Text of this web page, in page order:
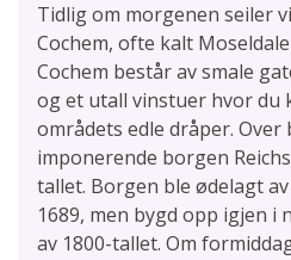
Tidlig om morgenen seiler
Cochem, ofte kalt
Cochem består av smale
og et utall vinstuer hvor du
områdets edle dråper.
imponerende borgen
tallet. Borgen ble ødelagt
1689, men bygd opp igjen i
av 1800-tallet. Om